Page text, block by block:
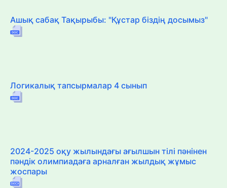
Ашық сабақ Тақырыбы: "Құстар біздің досымыз"
Логикалық тапсырмалар 4 сынып
2024-2025 оқу жылындағы ағылшын тілі пәнінен
пәндік олимпиадаға арналған жылдық жұмыс
жоспары